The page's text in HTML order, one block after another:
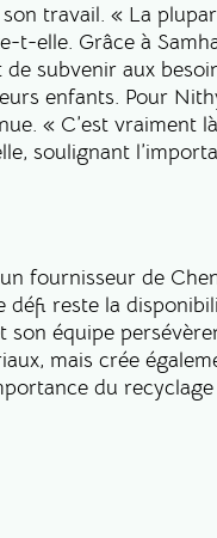
travail. « La
t-elle. Grâce à
subvenir aux
enfants. Pour
« C’est vraiment
soulignant
fournisseur de
défi reste la
équipe
mais crée
du